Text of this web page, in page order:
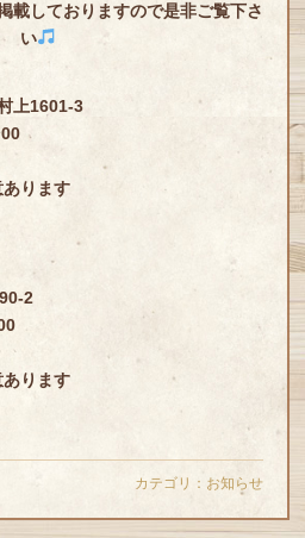
おりますので是非ご覧下さ
い
上1601-3
ります
2
ります
カテゴリ： お知らせ